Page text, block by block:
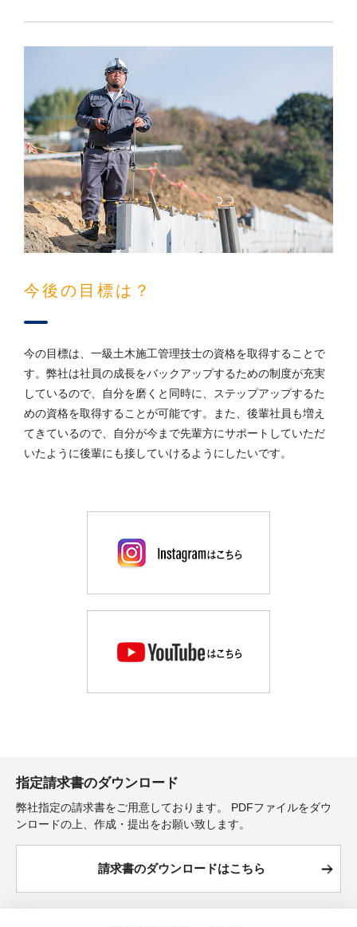
今後の目標は？
今の目標は、一級土木施工管理技士の資格を取得することで
す。弊社は社員の成長をバックアップするための制度が充実
しているので、自分を磨くと同時に、ステップアップするた
めの資格を取得することが可能です。また、後輩社員も増え
てきているので、自分が今まで先輩方にサポートしていただ
いたように後輩にも接していけるようにしたいです。
指定請求書のダウンロード
弊社指定の請求書をご用意しております。
PDFファイルをダウ
ンロードの上、作成・提出をお願い致します。
請求書のダウンロードはこちら